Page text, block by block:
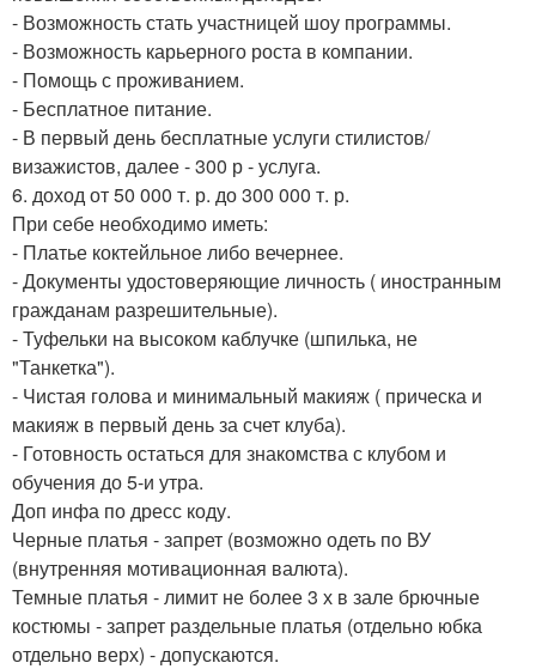
- Возможность стать участницей шоу программы.
- Возможность карьерного роста в компании.
- Помощь с проживанием.
- Бесплатное питание.
- В первый день бесплатные услуги стилистов/
визажистов, далее - 300 р - услуга.
6. доход от 50 000 т. р. до 300 000 т. р.
При себе необходимо иметь:
- Платье коктейльное либо вечернее.
- Документы удостоверяющие личность ( иностранным
гражданам разрешительные).
- Туфельки на высоком каблучке (шпилька, не
"Танкетка").
- Чистая голова и минимальный макияж ( прическа и
макияж в первый день за счет клуба).
- Готовность остаться для знакомства с клубом и
обучения до 5-и утра.
Доп инфа по дресс коду.
Черные платья - запрет (возможно одеть по ВУ
(внутренняя мотивационная валюта).
Темные платья - лимит не более 3 х в зале брючные
костюмы - запрет раздельные платья (отдельно юбка
отдельно верх) - допускаются.